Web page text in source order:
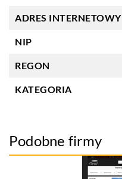
ADRES INTERNETOWY
NIP
REGON
KATEGORIA
Podobne firmy